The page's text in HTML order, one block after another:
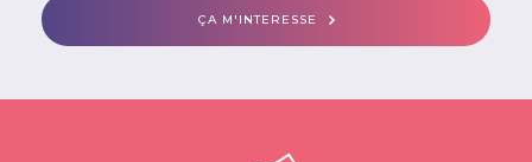
ÇA M'INTERESSE